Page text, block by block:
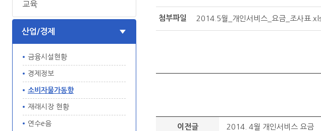
교육
산업/경제
금융시설현황
경제정보
소비자물가동향
재래시장 현황
연수e음
첨부파일 2014.5월_개인서비스_요금_조사표
이전글 2014. 4월 개인서비스 요금